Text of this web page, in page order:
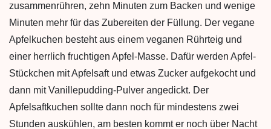
zusammenrühren, zehn Minuten zum Backen und wenige
Minuten mehr für das Zubereiten der Füllung. Der vegane
Apfelkuchen besteht aus einem veganen Rührteig und
einer herrlich fruchtigen Apfel-Masse. Dafür werden Apfel-
Stückchen mit Apfelsaft und etwas Zucker aufgekocht und
dann mit Vanillepudding-Pulver angedickt. Der
Apfelsaftkuchen sollte dann noch für mindestens zwei
Stunden auskühlen, am besten kommt er noch über Nacht